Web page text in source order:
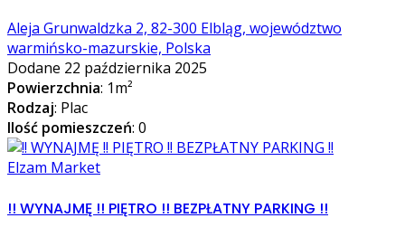
Aleja Grunwaldzka 2, 82-300 Elbląg, województwo
warmińsko-mazurskie, Polska
Dodane 22 października 2025
Powierzchnia: 1m²
Rodzaj: Plac
Ilość pomieszczeń: 0
Elzam Market
!! WYNAJMĘ !! PIĘTRO !! BEZPŁATNY PARKING !!